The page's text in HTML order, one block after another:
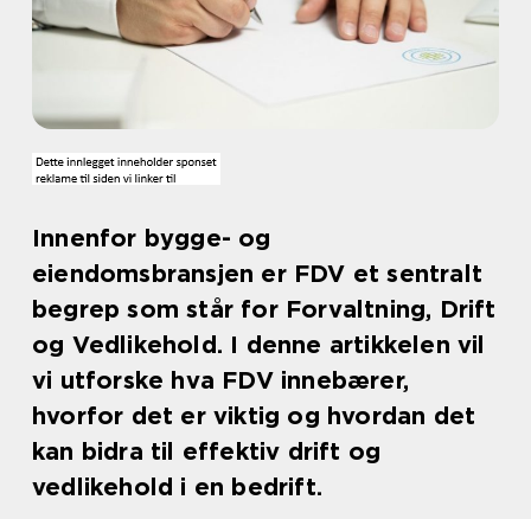
Innenfor bygge- og
eiendomsbransjen er FDV et sentralt
begrep som står for Forvaltning, Drift
og Vedlikehold. I denne artikkelen vil
vi utforske hva FDV innebærer,
hvorfor det er viktig og hvordan det
kan bidra til effektiv drift og
vedlikehold i en bedrift.